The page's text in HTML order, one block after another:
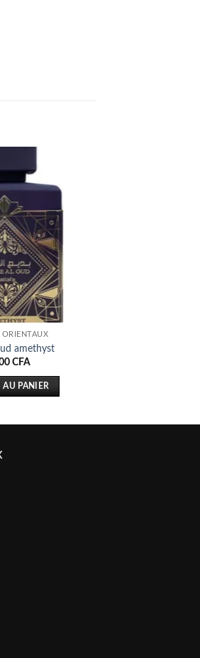
Ajouter
d’envies
ORIENTAUX
amethyst
CFA
AU PANIER